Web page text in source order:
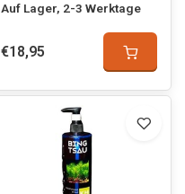
Auf Lager, 2-3 Werktage
€18,95